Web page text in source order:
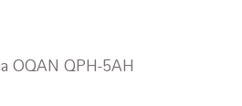
OQAN QPH-5AH